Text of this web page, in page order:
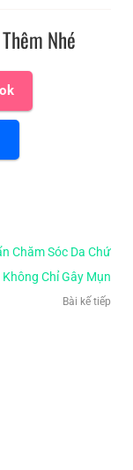
Nhé
Chăm Sóc Da Chứ
Không Chỉ Gây Mụn
Bài kế tiếp